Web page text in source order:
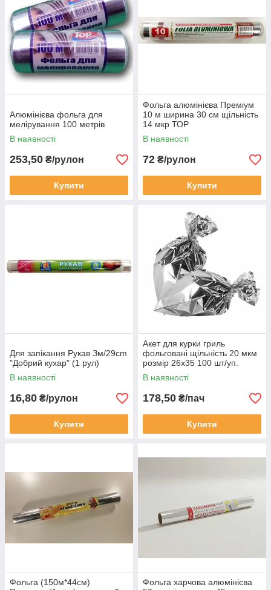
Алюмінієва фольга для
мелірування 100 метрів
В наявності
253,50 ₴/рулон
Купити
Фольга алюмінієва Преміум
10 м ширина 30 см щільність
14 мкр ТОР
В наявності
72 ₴/рулон
Купити
Для запікання Рукав Зм/29cm
"Добрий кухар" (1 рул)
В наявності
16,80 ₴/рулон
Купити
Акет для курки гриль
фольговані щільність 20 мкм
розмір 26х35 100 шт/уп.
термопакети для пакування
В наявності
178,50 ₴/пач
Купити
Фольга (150м*44см)
Фольга харчова алюмінієва